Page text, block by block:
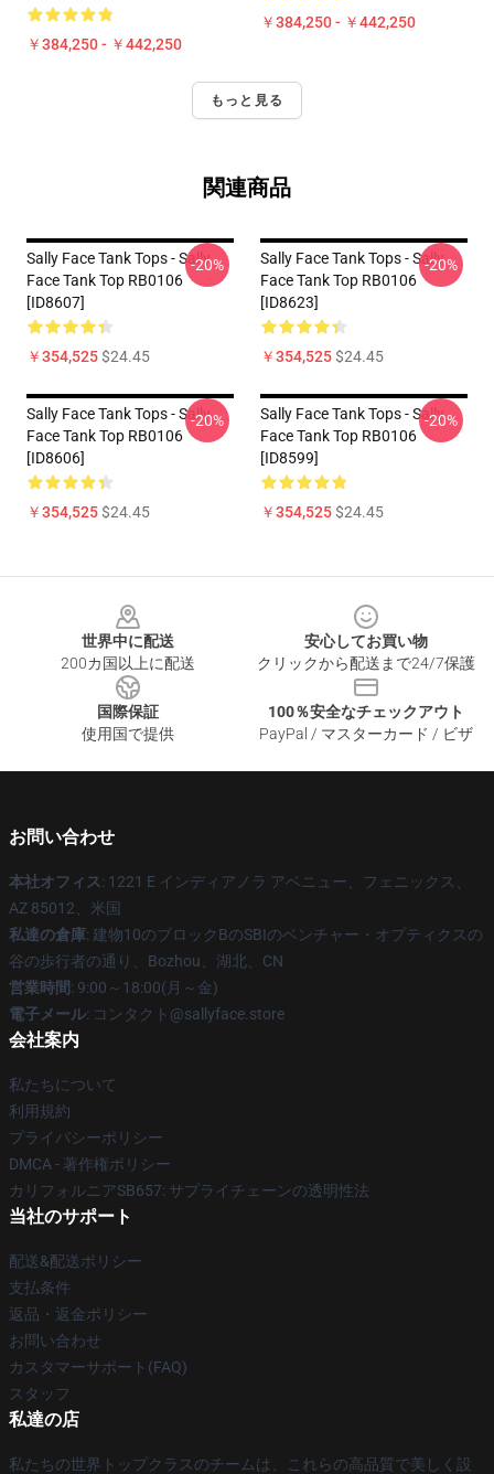
￥384,250 - ￥442,250
￥384,250 - ￥442,250
もっと見る
関連商品
Sally Face Tank Tops - Sally
Face Tank Top RB0106
[ID8607]
￥354,525$24.45
-20%
Sally Face Tank Tops - Sally
Face Tank Top RB0106
[ID8623]
￥354,525$24.45
-20%
Sally Face Tank Tops - Sally
Face Tank Top RB0106
[ID8606]
￥354,525$24.45
-20%
Sally Face Tank Tops - Sally
Face Tank Top RB0106
[ID8599]
￥354,525$24.45
-20%
世界中に配送
200カ国以上に配送
安心してお買い物
クリックから配送まで24/7保護
国際保証
使用国で提供
100％安全なチェックアウト
PayPal / マスターカード / ビザ
お問い合わせ
本社オフィス: 1221 E インディアノラ アベニュー、フェニックス、
AZ 85012、米国
私達の倉庫: 建物10のブロックBのSBIのベンチャー・オプティクスの
谷の歩行者の通り、Bozhou、湖北、CN
営業時間: 9:00～18:00(月～金)
電子メール: コンタクト@sallyface.store
会社案内
私たちについて
利用規約
プライバシーポリシー
DMCA - 著作権ポリシー
カリフォルニアSB657: サプライチェーンの透明性法
当社のサポート
配送&配送ポリシー
支払条件
返品・返金ポリシー
お問い合わせ
カスタマーサポート(FAQ)
スタッフ
私達の店
私たちの世界トップクラスのチームは、これらの高品質で美しく設